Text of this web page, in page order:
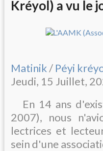
Kréyol) a vu le
Matinik/ Péyi
Jeudi, 15 Juillet,
En 14 ans
2007), nous
lectrices et
sein d'une